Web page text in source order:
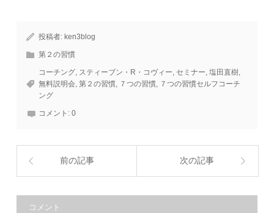
投稿者: ken3blog
第２の習慣
コーチング, スティーブン・R・コヴィー, セミナー,塩田直樹,
無料説明会,第２の習慣, ７つの習慣, ７つの習慣セルフコーチ
ング
コメント:0
前の記事 次の記事
コメント